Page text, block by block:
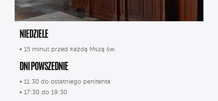
NIEDZIELE
• 15 minut przed każdą Mszą św.
DNI POWSZEDNIE
• 11:30 do ostatniego penitenta
• 17:30 do 19:30